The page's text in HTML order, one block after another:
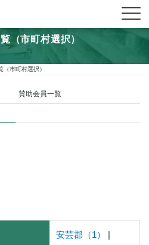
覧（市町村選択）
（市町村選択）
賛助会員一覧
安芸郡（1）
|